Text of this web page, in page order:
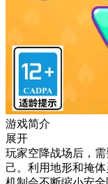
游戏简介
展开
玩家空降战场后，
己。利用地形和掩